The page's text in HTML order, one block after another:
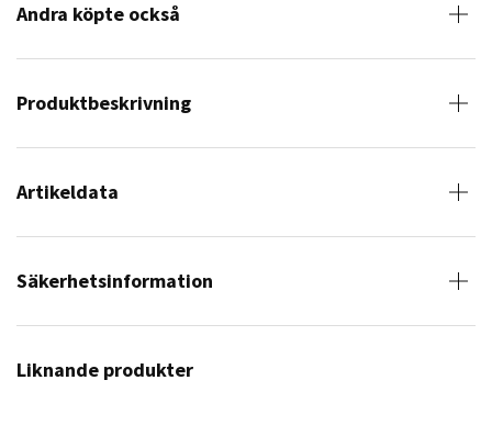
Andra köpte också
Produktbeskrivning
Artikeldata
Säkerhetsinformation
Liknande produkter